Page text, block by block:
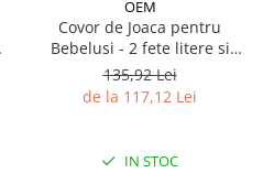
OEM
Covor de Joaca pentru
Bebelusi - 2 fete litere si
cifre/maimutici
135,92 Lei
de la 117,12 Lei
IN STOC